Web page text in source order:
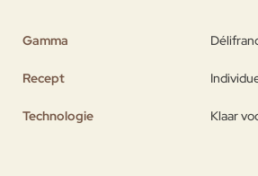
Gamma
Recept
Technologie Klaar